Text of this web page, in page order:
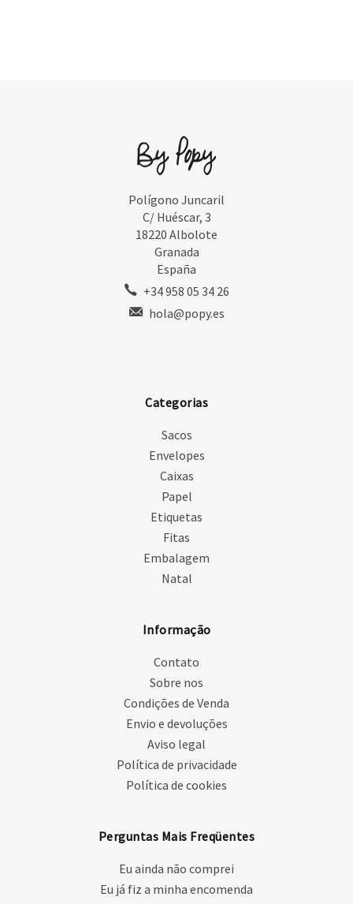
Polígono Juncaril
C/ Huéscar, 3
18220 Albolote
Granada
España
+34 958 05 34 26
hola@popy.es
Categorias
Sacos
Envelopes
Caixas
Papel
Etiquetas
Fitas
Embalagem
Natal
Informação
Contato
Sobre nos
Condições de Venda
Envio e devoluções
Aviso legal
Política de privacidade
Política de cookies
Perguntas Mais Freqüentes
Eu ainda não comprei
Eu já fiz a minha encomenda